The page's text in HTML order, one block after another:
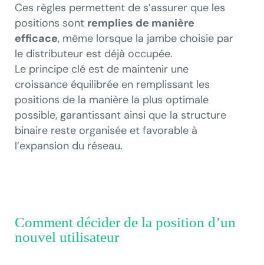
Ces règles permettent de s’assurer que les
positions sont remplies de manière
efficace, même lorsque la jambe choisie par
le distributeur est déjà occupée.
Le principe clé est de maintenir une
croissance équilibrée en remplissant les
positions de la manière la plus optimale
possible, garantissant ainsi que la structure
binaire reste organisée et favorable à
l’expansion du réseau.
Comment décider de la position d’un
nouvel utilisateur